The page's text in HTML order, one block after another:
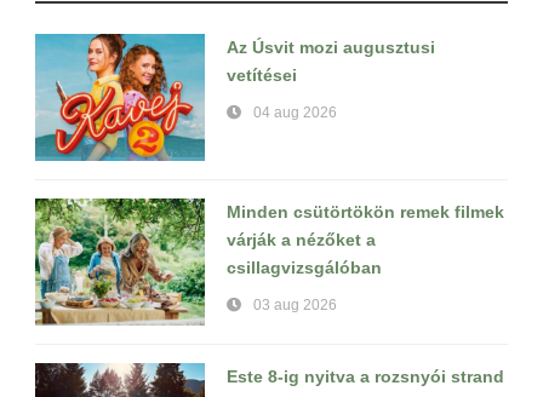
Az Úsvit mozi augusztusi
vetítései
04 aug 2026
Minden csütörtökön remek filmek
várják a nézőket a
csillagvizsgálóban
03 aug 2026
Este 8-ig nyitva a rozsnyói strand